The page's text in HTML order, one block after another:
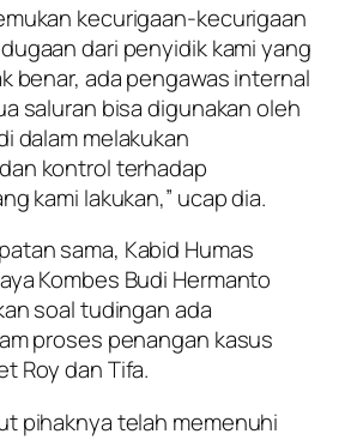
kecurigaan-kecurigaan
dari penyidik kami yang
benar, ada pengawas internal
saluran bisa digunakan oleh
dalam melakukan
kontrol terhadap
kami lakukan,” ucap dia.
sama, Kabid Humas
Kombes Budi Hermanto
soal tudingan ada
proses penangan kasus
Roy dan Tifa.
pihaknya telah memenuhi